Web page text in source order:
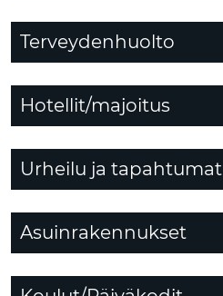
Terveydenhuolto
Hotellit/majoitus
Urheilu ja tapahtumat
Asuinrakennukset